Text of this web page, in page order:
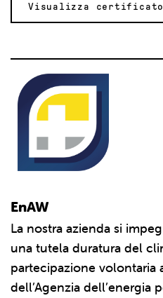
Visualizza certificato
EnAW
La nostra azienda si
una tutela duratura del
partecipazione volontaria
dell’Agenzia dell’energia